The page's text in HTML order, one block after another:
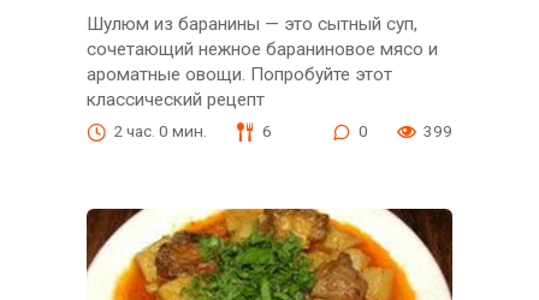
Шулюм из баранины — это сытный суп,
сочетающий нежное бараниновое мясо и
ароматные овощи. Попробуйте этот
классический рецепт
2 час. 0 мин. 6 0 399